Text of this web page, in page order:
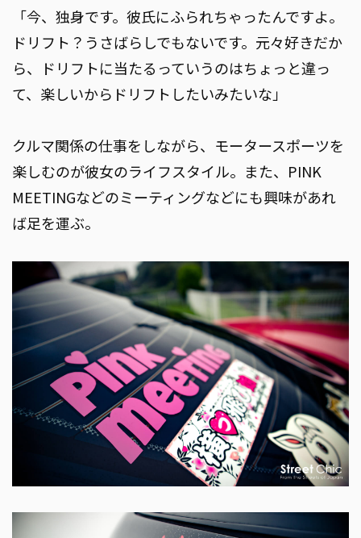
「今、独身です。彼氏にふられちゃったんですよ。
ドリフト？うさばらしでもないです。元々好きだか
ら、ドリフトに当たるっていうのはちょっと違っ
て、楽しいからドリフトしたいみたいな」
クルマ関係の仕事をしながら、モータースポーツを
楽しむのが彼女のライフスタイル。また、PINK
MEETINGなどのミーティングなどにも興味があれ
ば足を運ぶ。